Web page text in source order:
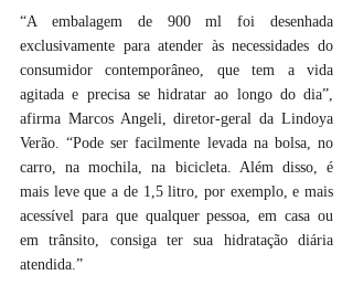
“A embalagem de 900 ml foi desenhada
exclusivamente para atender às necessidades do
consumidor contemporâneo, que tem a vida
agitada e precisa se hidratar ao longo do dia”,
afirma Marcos Angeli, diretor-geral da Lindoya
Verão. “Pode ser facilmente levada na bolsa, no
carro, na mochila, na bicicleta. Além disso, é
mais leve que a de 1,5 litro, por exemplo, e mais
acessível para que qualquer pessoa, em casa ou
em trânsito, consiga ter sua hidratação diária
atendida.”